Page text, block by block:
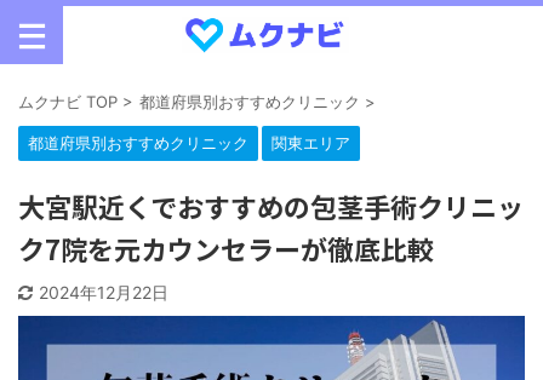
ムクナビ TOP > 都道府県別おすすめクリニック >
都道府県別おすすめクリニック 関東エリア
大宮駅近くでおすすめの包茎手術クリニッ
ク7院を元カウンセラーが徹底比較
2024年12月22日